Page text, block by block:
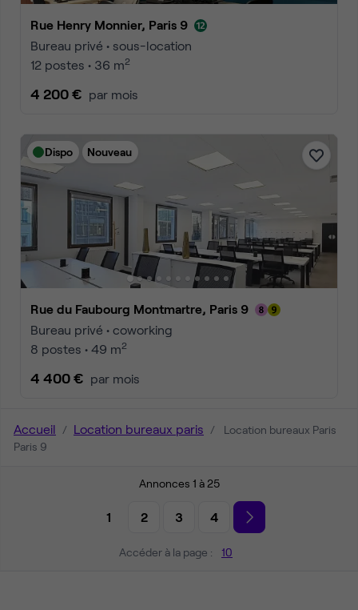
Rue Henry Monnier, Paris 9
Bureau privé • sous-location
12 postes • 36 m2
4 200 € par mois
Dispo Nouveau
Rue du Faubourg Montmartre, Paris 9
Bureau privé • coworking
8 postes • 49 m2
4 400 € par mois
Accueil Location bureaux paris
Location bureaux Paris
Paris 9
Annonces 1 à 25
1 2 3 4
Accéder à la page : 10